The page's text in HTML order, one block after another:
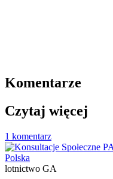
Komentarze
Czytaj więcej
1 komentarz
Polska
lotnictwo GA